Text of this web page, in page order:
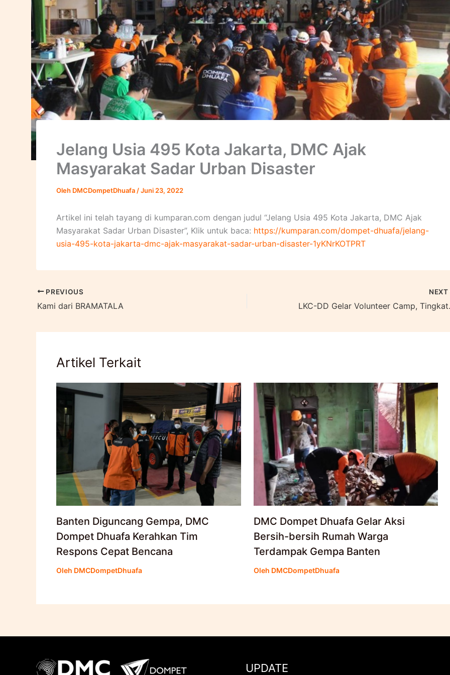
Jelang Usia 495 Kota Jakarta, DMC Ajak
Masyarakat Sadar Urban Disaster
Oleh DMCDompetDhuafa /Juni 23, 2022
Artikel ini telah tayang di kumparan.com dengan judul “Jelang Usia 495 Kota Jakarta, DMC Ajak
Masyarakat Sadar Urban Disaster”, Klik untuk baca: https://kumparan.com/dompet-dhuafa/jelang-
usia-495-kota-jakarta-dmc-ajak-masyarakat-sadar-urban-disaster-1yKNrKOTPRT
PREVIOUS
Kami dari BRAMATALA
NEXT
LKC-DD
Artikel Terkait
Banten Diguncang Gempa, DMC
Dompet Dhuafa Kerahkan Tim
Respons Cepat Bencana
Oleh DMCDompetDhuafa
DMC Dompet Dhuafa Gelar Aksi
Bersih-bersih Rumah Warga
Terdampak Gempa Banten
Oleh DMCDompetDhuafa
UPDATE